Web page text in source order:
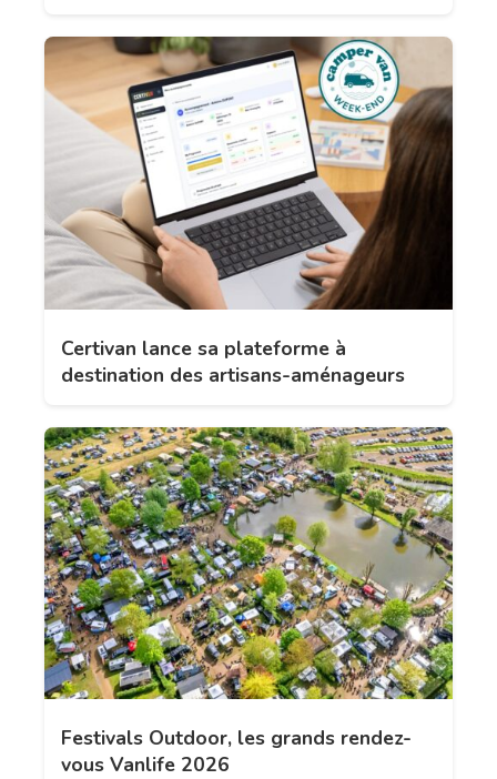
Certivan lance sa plateforme à
destination des artisans-aménageurs
Festivals Outdoor, les grands rendez-
vous Vanlife 2026